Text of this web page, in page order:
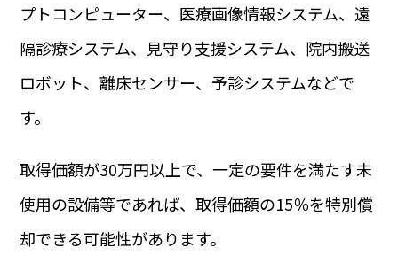
プトコンピューター、医療画像情報システム、遠
隔診療システム、見守り支援システム、院内搬送
ロボット、離床センサー、予診システムなどで
す。
取得価額が30万円以上で、一定の要件を満たす未
使用の設備等であれば、取得価額の15％を特別償
却できる可能性があります。